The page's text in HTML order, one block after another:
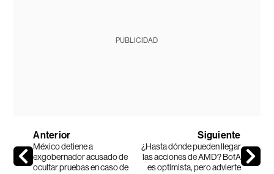
PUBLICIDAD
Anterior
México detiene a
exgobernador acusado de
ocultar pruebas en caso de
Siguiente
¿Hasta dónde pueden llegar
las acciones de AMD? BofA
es optimista, pero advierte